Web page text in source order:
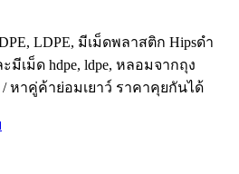
LDPE, มีเม็ดพลาสติก Hipsดำ
มีเม็ด hdpe, ldpe, หลอมจากถุง
หาคู่ค้าย่อมเยาว์ ราคาคุยกันได้